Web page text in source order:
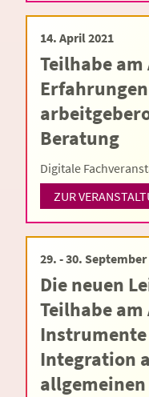
14. April 2021
Teilhabe
Beratung
Digitale
ZUR
29. - 30. September
Die neuen
Teilhabe
Integration